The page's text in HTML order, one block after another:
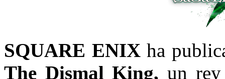
SQUARE ENIXha
The Dismal King, un rey